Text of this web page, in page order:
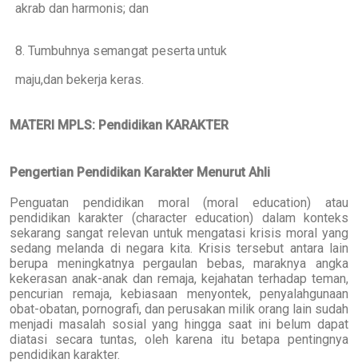
akrab dan harmonis; dan
8. Tumbuhnya semangat peserta untuk
maju,dan bekerja keras.
MATERI MPLS: Pendidikan KARAKTER
Pengertian Pendidikan Karakter Menurut Ahli
Penguatan pendidikan moral (moral education) atau
pendidikan karakter (character education) dalam konteks
sekarang sangat relevan untuk mengatasi krisis moral yang
sedang melanda di negara kita. Krisis tersebut antara lain
berupa meningkatnya pergaulan bebas, maraknya angka
kekerasan anak-anak dan remaja, kejahatan terhadap teman,
pencurian remaja, kebiasaan menyontek, penyalahgunaan
obat-obatan, pornografi, dan perusakan milik orang lain sudah
menjadi masalah sosial yang hingga saat ini belum dapat
diatasi secara tuntas, oleh karena itu betapa pentingnya
pendidikan karakter.